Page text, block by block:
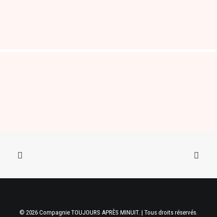
© 2026 Compagnie TOUJOURS APRÈS MINUIT. | Tous droits réservés.